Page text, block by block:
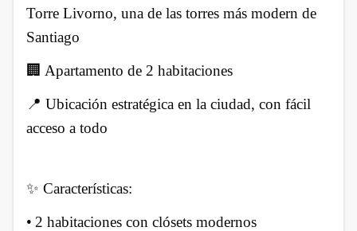
Torre Livorno, una de las torres más modern de
Santiago
🏢 Apartamento de 2 habitaciones
📍 Ubicación estratégica en la ciudad, con fácil
acceso a todo
✨ Características:
• 2 habitaciones con clósets modernos